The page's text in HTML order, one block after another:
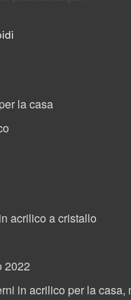
la casa
acrilico a cristallo
2022
in acrilico per la casa,